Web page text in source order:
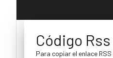
Código Rss
Para copiar el enlace